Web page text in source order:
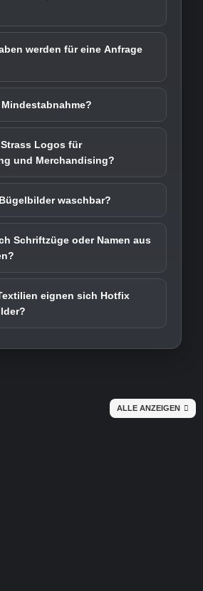
werden für eine Anfrage
Logos für
und Merchandising?
waschbar?
Schriftzüge oder Namen aus
eignen sich Hotfix
ALLE ANZEIGEN